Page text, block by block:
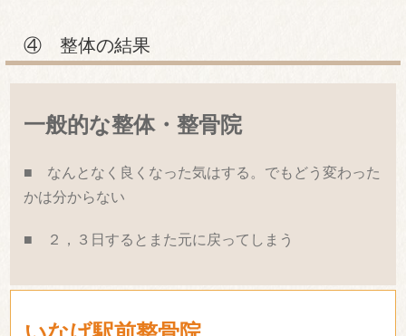
④ 整体の結果
一般的な整体・整骨院
■ なんとなく良くなった気はする。でもどう変わった
かは分からない
■ ２，３日するとまた元に戻ってしまう